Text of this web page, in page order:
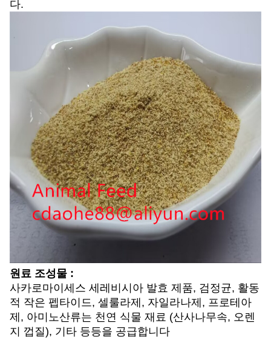
다.
원료 조성물 :
사카로마이세스 세레비시아 발효 제품, 검정균, 활동
적 작은 펩타이드, 셀룰라제, 자일라나제, 프로테아
제, 아미노산류는 천연 식물 재료 (산사나무속, 오렌
지 껍질), 기타 등등을 공급합니다